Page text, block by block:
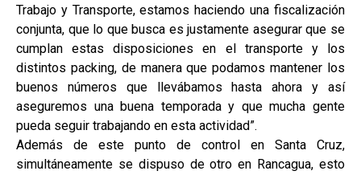
Trabajo y Transporte, estamos haciendo una fiscalización
conjunta, que lo que busca es justamente asegurar que se
cumplan estas disposiciones en el transporte y los
distintos packing, de manera que podamos mantener los
buenos números que llevábamos hasta ahora y así
aseguremos una buena temporada y que mucha gente
pueda seguir trabajando en esta actividad”.
Además de este punto de control en Santa Cruz,
simultáneamente se dispuso de otro en Rancagua, esto